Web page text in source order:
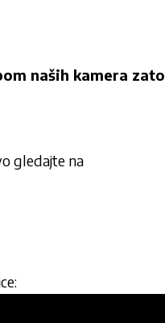
naših kamera zato
gledajte na